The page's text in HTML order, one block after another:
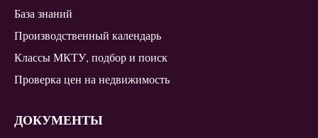
База знаний
Производственный календарь
Классы МКТУ, подбор и поиск
Проверка цен на недвижимость
ДОКУМЕНТЫ